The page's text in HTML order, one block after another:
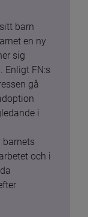
barn
en ny
sig
Enligt FN:s
gå
i
barnets
och i